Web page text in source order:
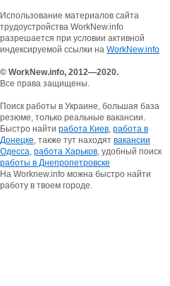
Использование материалов сайта
трудоустройства WorkNew.info
разрешается при условии активной
индексируемой ссылки на WorkNew.info
© WorkNew.info, 2012—2020.
Все права защищены.
Поиск работы в Украине, большая база
резюме, только реальные вакансии.
Быстро найти работа Киев, работа в
Донецке, также тут находят вакансии
Одесса, работа Харьков, удобный поиск
работы в Днепропетровске
На Worknew.info можна быстро найти
работу в твоем городе.